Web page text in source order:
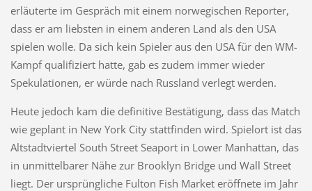
erläuterte im Gespräch mit einem norwegischen Reporter,
dass er am liebsten in einem anderen Land als den USA
spielen wolle. Da sich kein Spieler aus den USA für den WM-
Kampf qualifiziert hatte, gab es zudem immer wieder
Spekulationen, er würde nach Russland verlegt werden.
Heute jedoch kam die definitive Bestätigung, dass das Match
wie geplant in New York City stattfinden wird. Spielort ist das
Altstadtviertel South Street Seaport in Lower Manhattan, das
in unmittelbarer Nähe zur Brooklyn Bridge und Wall Street
liegt. Der ursprüngliche Fulton Fish Market eröffnete im Jahr